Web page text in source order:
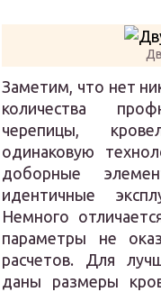
Заметим, что нет
количества
черепицы,
одинаковую
доборные
идентичные
Немного
параметры не
расчетов. Для
даны размеры